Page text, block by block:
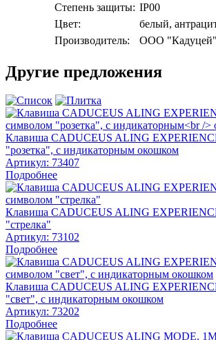
Степень защиты: IP00
Цвет:
белый,
Производитель:
ООО
Другие предложения
Клавиша CADUCEUS ALING
"розетка", с индикаторным окошком
Артикул: 73407
Подробнее
Клавиша CADUCEUS ALING
"стрелка"
Артикул: 73102
Подробнее
Клавиша CADUCEUS ALING
"свет", с индикаторным окошком
Артикул: 73202
Подробнее